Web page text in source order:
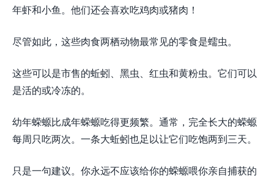
年虾和小鱼。他们还会喜欢吃鸡肉或猪肉！
尽管如此，这些肉食两栖动物最常见的零食是蠕虫。
这些可以是市售的蚯蚓、黑虫、红虫和黄粉虫。它们可以
是活的或冷冻的。
幼年蝾螈比成年蝾螈吃得更频繁。通常，完全长大的蝾螈
每周只吃两次。一条大蚯蚓也足以让它们吃饱两到三天。
只是一句建议。你永远不应该给你的蝾螈喂你亲自捕获的